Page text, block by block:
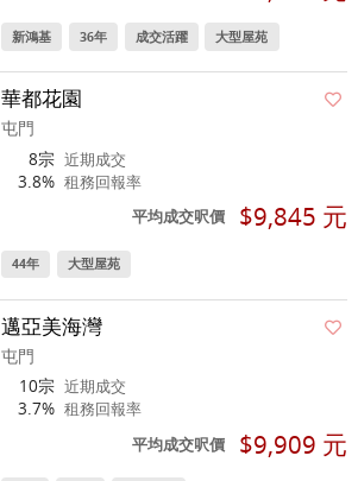
新鴻基 36年 成交活躍 大型屋苑
華都花園
屯門
8宗 近期成交
3.8% 租務回報率
平均成交呎價 $9,845 元
44年 大型屋苑
邁亞美海灣
屯門
10宗 近期成交
3.7% 租務回報率
平均成交呎價 $9,909 元